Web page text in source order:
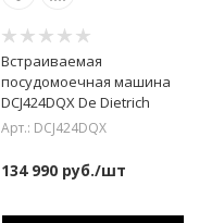
Встраиваемая
посудомоечная машина
DCJ424DQX De Dietrich
Арт.: DCJ424DQX
134 990руб./шт